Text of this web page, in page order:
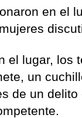
en el
el lugar, los
un
de un